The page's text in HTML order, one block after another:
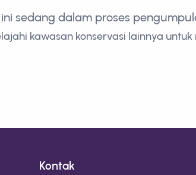
ini sedang dalam proses
kawasan konservasi lainnya
Kontak